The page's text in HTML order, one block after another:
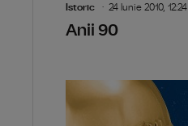
Istoric 24 Iunie 2010, 12:24
Anii 90